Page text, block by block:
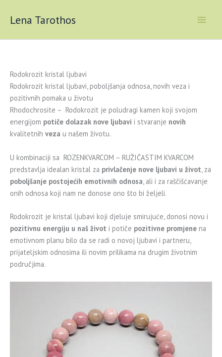
Lena Tarothos
Rodokrozit kristal ljubavi
Rodokrozit kristal ljubavi, poboljšanja odnosa, novih veza i
pozitivnih pomaka u životu
Rhodochrosite – Rodokrozit je poludragi kamen koji svojom
energijom potiče dolazak nove ljubavi i stvaranje novih
kvalitetnih veza u našem životu.
U kombinaciji sa ROZENKVARCOM – RUŽIČASTIM KVARCOM
predstavlja idealan kristal za privlačenje nove ljubavi u život , za
poboljšanje postojećih emotivnih odnosa , ali i za raščišćavanje
onih odnosa koji nam ne donose ono što bi željeli.
Rodokrozit je kristal ljubavi koji djeluje smirujuće, donosi novu i
pozitivnu energiju u naš život i potiče pozitivne promjene na
emotivnom planu bilo da se radi o novoj ljubavi i partneru,
prijateljskim odnosima ili novim prilikama na drugim životnim
područjima.